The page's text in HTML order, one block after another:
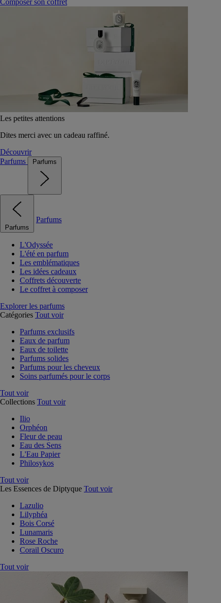
Composer son coffret
Les petites attentions
Dites merci avec un cadeau raffiné.
Découvrir
Parfums
Parfums
Parfums
Parfums
L'Odyssée
L'été en parfum
Les emblématiques
Les idées cadeaux
Coffrets découverte
Le coffret à composer
Explorer les parfums
Catégories Tout voir
Parfums exclusifs
Eaux de parfum
Eaux de toilette
Parfums solides
Parfums pour les cheveux
Soins parfumés pour le corps
Tout voir
Collections Tout voir
Ilio
Orphéon
Fleur de peau
Eau des Sens
L'Eau Papier
Philosykos
Tout voir
Les Essences de Diptyque Tout voir
Lazulio
Lilyphéa
Bois Corsé
Lunamaris
Rose Roche
Corail Oscuro
Tout voir